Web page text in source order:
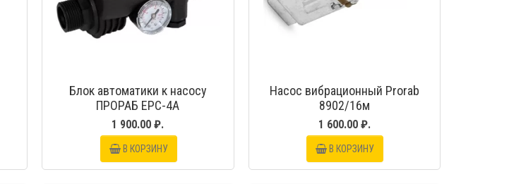
Блок автоматики к насосу
ПРОРАБ ЕРС-4А
1 900.00 ₽.
В КОРЗИНУ
Насос вибрационный Prorab
8902/16м
1 600.00 ₽.
В КОРЗИНУ